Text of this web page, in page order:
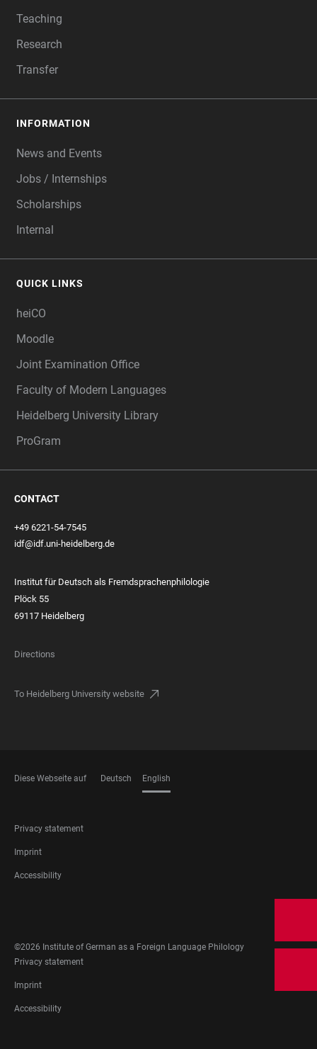
Teaching
Research
Transfer
INFORMATION
News and Events
Jobs / Internships
Scholarships
Internal
QUICK LINKS
heiCO
Moodle
Joint Examination Office
Faculty of Modern Languages
Heidelberg University Library
ProGram
CONTACT
+49 6221-54-7545
idf@idf.uni-heidelberg.de
Institut für Deutsch als Fremdsprachenphilologie
Plöck 55
69117 Heidelberg
Directions
To Heidelberg University website
Diese Webseite auf Deutsch English
FOOTER
LEGAL
Privacy statement
Imprint
Accessibility
MEDIA
©2026 Institute of German as a Foreign Language Philology
FOOTER
LEGAL
Privacy statement
Imprint
Accessibility